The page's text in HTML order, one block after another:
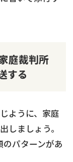
庭裁判所
する
ように、家庭
しましょう。
パターンがあ